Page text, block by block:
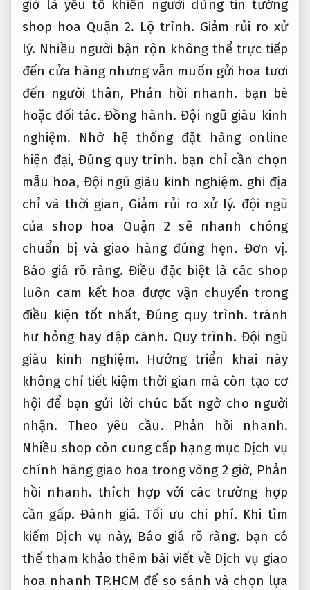
giờ là yếu tố khiến người dùng tin tưởng
shop hoa Quận 2. Lộ trình. Giảm rủi ro xử
lý. Nhiều người bận rộn không thể trực tiếp
đến cửa hàng nhưng vẫn muốn gửi hoa tươi
đến người thân, Phản hồi nhanh. bạn bè
hoặc đối tác.Đồng hành. Đội ngũ giàu kinh
nghiệm. Nhờ hệ thống đặt hàng online
hiện đại,Đúng quy trình. bạn chỉ cần chọn
mẫu hoa,Đội ngũ giàu kinh nghiệm. ghi địa
chỉ và thời gian, Giảm rủi ro xử lý. đội ngũ
của shop hoa Quận 2 sẽ nhanh chóng
chuẩn bị và giao hàng đúng hẹn. Đơn vị.
Báo giá rõ ràng. Điều đặc biệt là các shop
luôn cam kết hoa được vận chuyển trong
điều kiện tốt nhất,Đúng quy trình. tránh
hư hỏng hay dập cánh. Quy trình. Đội ngũ
giàu kinh nghiệm. Hướng triển khai này
không chỉ tiết kiệm thời gian mà còn tạo cơ
hội để bạn gửi lời chúc bất ngờ cho người
nhận. Theo yêu cầu.
Phản hồi nhanh.
Nhiều shop còn cung cấp hạng mục Dịch vụ
chính hãng giao hoa trong vòng 2 giờ, Phản
hồi nhanh. thích hợp với các trường hợp
cần gấp.Đánh giá. Tối ưu chi phí. Khi tìm
kiếm Dịch vụ này, Báo giá rõ ràng. bạn có
thể tham khảo thêm bài viết về Dịch vụ giao
hoa nhanh TP.HCM để so sánh và chọn lựa